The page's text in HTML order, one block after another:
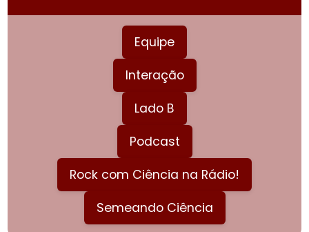
Equipe
Interação
Lado B
Podcast
Rock com Ciência na Rádio!
Semeando Ciência